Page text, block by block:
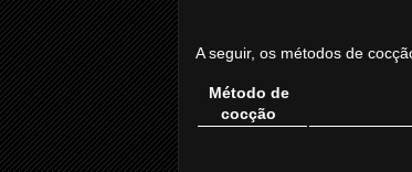
A seguir, os métodos de
Método de
cocção